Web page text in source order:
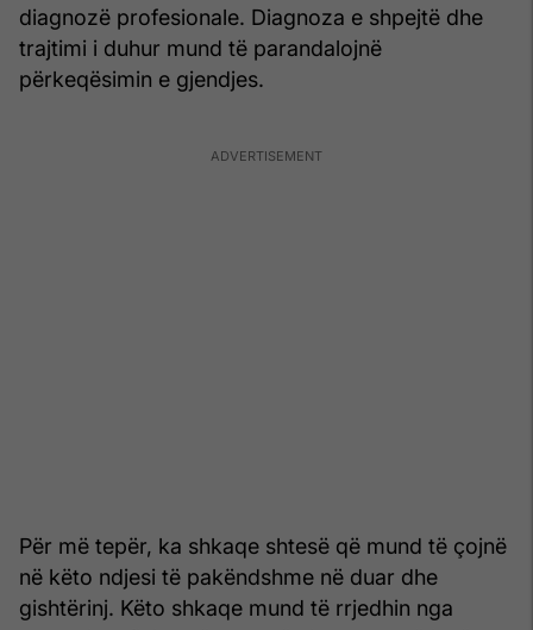
diagnozë profesionale. Diagnoza e shpejtë dhe
trajtimi i duhur mund të parandalojnë
përkeqësimin e gjendjes.
Për më tepër, ka shkaqe shtesë që mund të çojnë
në këto ndjesi të pakëndshme në duar dhe
gishtërinj. Këto shkaqe mund të rrjedhin nga